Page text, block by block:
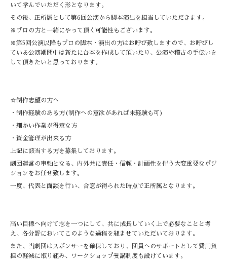
いて学んでいただく形となります。
その後、正所属として第6回公演から脚本演出を担当していただきます。
※プロの方と一緒にやって頂く可能性もございます。
※第5回公演以降もプロの脚本・演出の方はお呼び致しますので、お呼びし
ている公演期間中は新たに台本を作成して頂いたり、公演や稽古の手伝いを
して頂きたいと思っております。
☆制作志望の方へ
・制作経験のある方(制作への意欲があれば未経験も可)
・細かい作業が得意な方
・資金管理が出来る方
上記に該当する方を募集しております。
劇団運営の車軸となる、内外共に責任・信頼・計画性を伴う大変重要なポジ
ションをお任せ致します。
一度、代表と面談を行い、合意が得られた時点で正所属となります。
高い目標へ向けて志を一つにして、共に成長していく上で必要なことと考
え、各分野においてこのような過程を組ませていただいております。
また、当劇団はスポンサーを確保しており、団員へのサポートとして費用負
担の軽減に取り組み、ワークショップ受講制度も設けています。